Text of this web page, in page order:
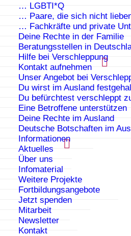
… LGBTI*Q
… Paare, die sich nicht
… Fachkräfte und private
Deine Rechte in der Familie
Beratungsstellen in
Hilfe bei Verschleppung
Kontakt aufnehmen
Unser Angebot bei
Du wirst im Ausland
Du befürchtest verschleppt
Eine Betroffene unterstützen
Deine Rechte im Ausland
Deutsche Botschaften im
Informationen
Aktuelles
Über uns
Infomaterial
Weitere Projekte
Fortbildungsangebote
Jetzt spenden
Mitarbeit
Newsletter
Kontakt
Flyer Kriseneinrichtung
Faltflyer, zweisprachig, A6 lang
Der zweisprachige Flyer enthält
Informationen über die
Flyer Deutsch / Türkisch
Download als PDF
Flyer Deutsch / Arabisch
PDF
Flyer Deutsch / Russisch
PDF
Flyer Deutsch / Farsi